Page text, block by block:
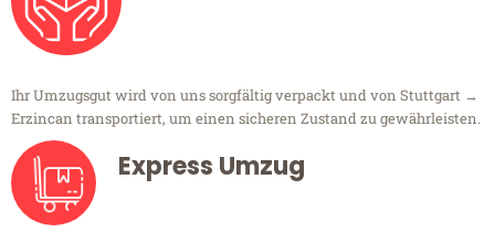
Ihr Umzugsgut wird von uns sorgfältig verpackt und von Stuttgart →
Erzincan transportiert, um einen sicheren Zustand zu gewährleisten.
Express Umzug